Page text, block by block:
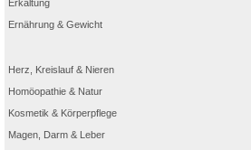
Erkältung
Ernährung & Gewicht
Herz, Kreislauf & Nieren
Homöopathie & Natur
Kosmetik & Körperpflege
Magen, Darm & Leber